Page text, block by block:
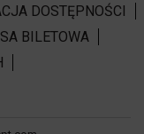
DOSTĘPNOŚCI
BILETOWA